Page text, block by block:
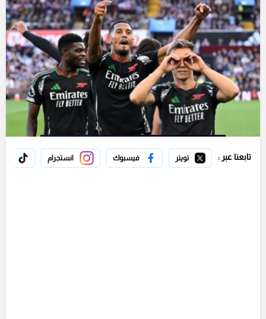
تابعنا عبر : تويتر فيسبوك انستجرام